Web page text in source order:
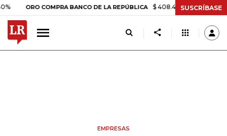
ORO COMPRA BANCO DE LA REPÚBLICA $ 408.498,97 +$ 8.753,81
SUSCRÍBASE
EMPRESAS